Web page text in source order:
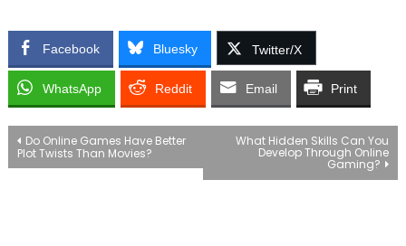
Facebook Bluesky Twitter/X
WhatsApp Reddit Email Print
Bericht
Do Online Games Have Better
Plot Twists Than Movies?
What Hidden Skills Can You
Develop Through Online
Gaming?